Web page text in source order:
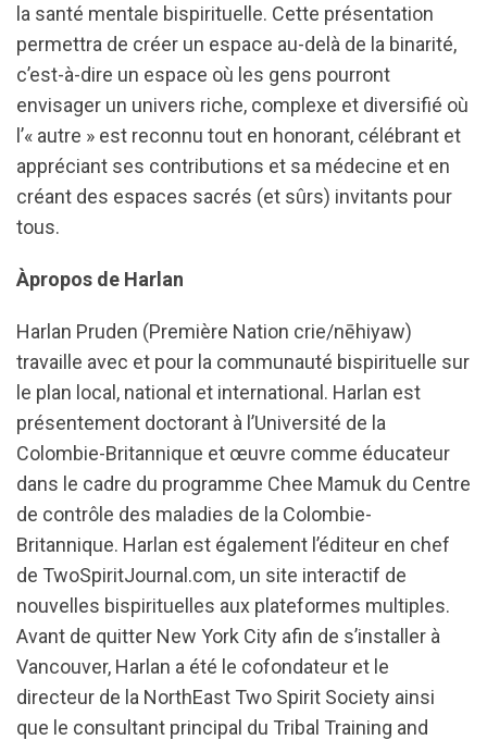
la santé mentale bispirituelle. Cette présentation
permettra de créer un espace au-delà de la binarité,
c’est-à-dire un espace où les gens pourront
envisager un univers riche, complexe et diversifié où
l’« autre » est reconnu tout en honorant, célébrant et
appréciant ses contributions et sa médecine et en
créant des espaces sacrés (et sûrs) invitants pour
tous.
Àpropos de Harlan
Harlan Pruden (Première Nation crie/nēhiyaw)
travaille avec et pour la communauté bispirituelle sur
le plan local, national et international. Harlan est
présentement doctorant à l’Université de la
Colombie-Britannique et œuvre comme éducateur
dans le cadre du programme Chee Mamuk du Centre
de contrôle des maladies de la Colombie-
Britannique. Harlan est également l’éditeur en chef
de TwoSpiritJournal.com, un site interactif de
nouvelles bispirituelles aux plateformes multiples.
Avant de quitter New York City afin de s’installer à
Vancouver, Harlan a été le cofondateur et le
directeur de la NorthEast Two Spirit Society ainsi
que le consultant principal du Tribal Training and